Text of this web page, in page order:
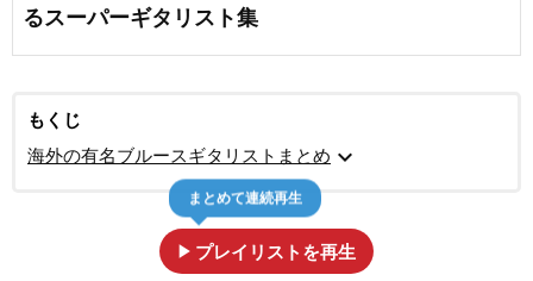
るスーパーギタリスト集
もくじ
海外の有名ブルースギタリストまとめ expand_more
play_arrow プレイリストを再生
まとめて連続再生